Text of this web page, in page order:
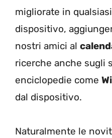
migliorate in
dispositivo,
nostri amici al
ricerche anche sugli
enciclopedie come
dal dispositivo.
Naturalmente le